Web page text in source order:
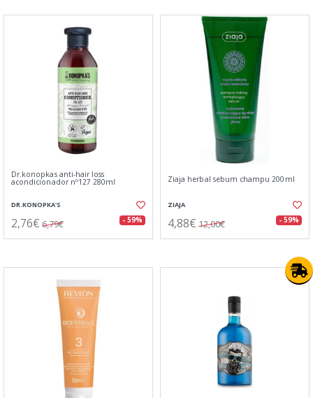
Dr.konopkas anti-hair loss
acondicionador nº127 280ml
DR.KONOPKA'S
2,76€ 6,79€ - 59%
Ziaja herbal sebum champu 200ml
ZIAJA
4,88€ 12,00€ - 59%